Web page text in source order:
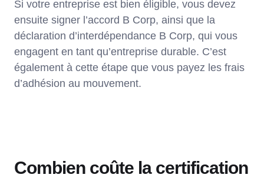
Si votre entreprise est bien éligible, vous devez
ensuite signer l’accord B Corp, ainsi que la
déclaration d’interdépendance B Corp, qui vous
engagent en tant qu’entreprise durable. C’est
également à cette étape que vous payez les frais
d’adhésion au mouvement.
Combien coûte la certification